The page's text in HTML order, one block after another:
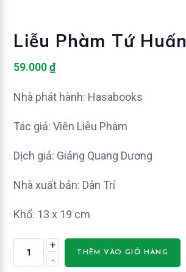
Liễu Phàm Tứ Huấn
59.000₫
Nhà phát hành: Hasabooks
Tác giả: Viên Liễu Phàm
Dịch giả: Giảng Quang Dương
Nhà xuất bản: Dân Trí
Khổ: 13 x 19 cm
-
+
THÊM VÀO GIỎ HÀNG